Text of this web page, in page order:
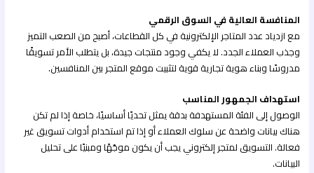
المنافسة العالية في السوق الرقمي
مع ازدياد عدد المتاجر الإلكترونية في كل القطاعات، أصبح من الصعب التميز
وجذب العملاء الجدد. لا يكفي وجود منتجات جيدة، بل يتطلب الأمر تسويقًا
مدروسًا وبناء هوية تجارية قوية لتثبيت موقع المتجر بين المنافسين.
استهداف الجمهور المناسب
الوصول إلى الفئة المستهدفة بدقة يمثل تحديًا أساسيًا، خاصة إذا لم تكن
هناك بيانات واضحة عن سلوك العملاء أو إذا تم استخدام أدوات تسويق غير
فعالة. التسويق لمتجر إلكتروني يجب أن يكون موجّهًا ومبنيًا على تحليل
البيانات.